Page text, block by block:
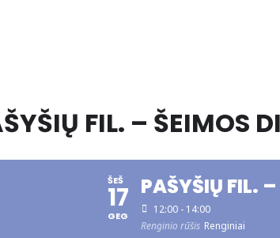
FIL. – ŠEIMOS
ŠEŠ
17
GEG
PAŠYŠIŲ FIL.
12:00 - 14:00
Renginio rūšis Renginiai